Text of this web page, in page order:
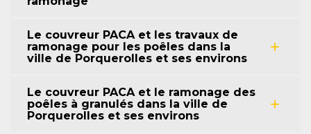
Le couvreur PACA et les travaux de
ramonage pour les poêles dans la
ville de Porquerolles et ses environs
Le couvreur PACA et le ramonage des
poêles à granulés dans la ville de
Porquerolles et ses environs